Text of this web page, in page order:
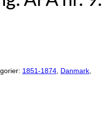
1851-1874 Danmark